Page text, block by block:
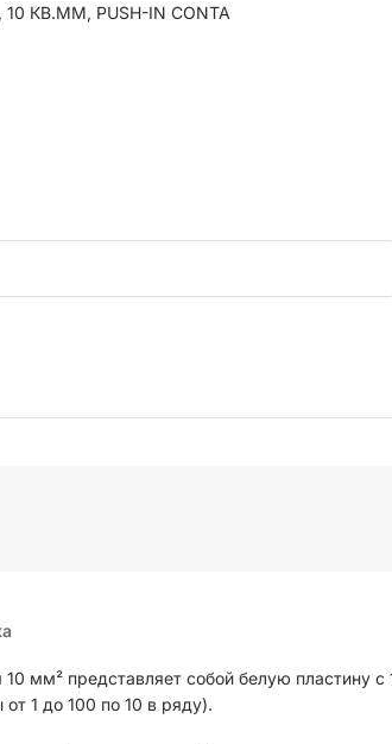
КВ.ММ, PUSH-IN CONTA
мм² представляет собой белую пластину с
1 до 100 по 10 в ряду).